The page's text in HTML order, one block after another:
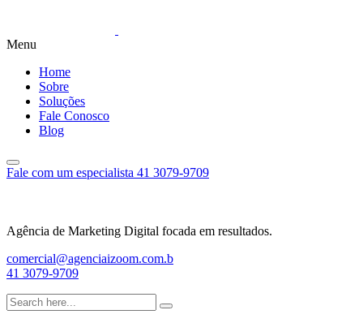
Menu
Home
Sobre
Soluções
Fale Conosco
Blog
Fale com um especialista 41 3079-9709
Agência de Marketing Digital focada em resultados.
comercial@agenciaizoom.com.b
41 3079-9709